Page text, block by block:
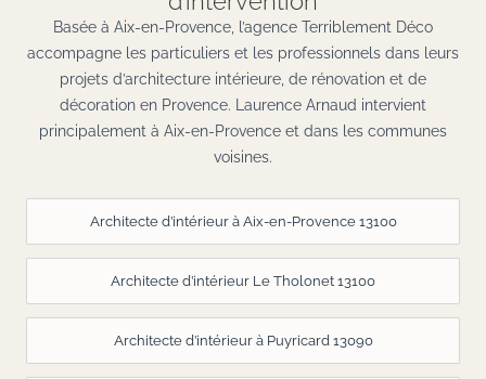
Basée à Aix-en-Provence, l’agence Terriblement Déco
accompagne les particuliers et les professionnels dans leurs
projets d’architecture intérieure, de rénovation et de
décoration en Provence. Laurence Arnaud intervient
principalement à Aix-en-Provence et dans les communes
voisines.
Architecte d’intérieur à Aix-en-Provence 13100
Architecte d’intérieur Le Tholonet 13100
Architecte d’intérieur à Puyricard 13090